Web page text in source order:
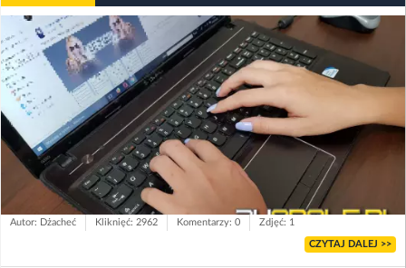
Autor: Dżacheć Kliknięć: 2962 Komentarzy: 0 Zdjęć: 1
CZYTAJ DALEJ >>